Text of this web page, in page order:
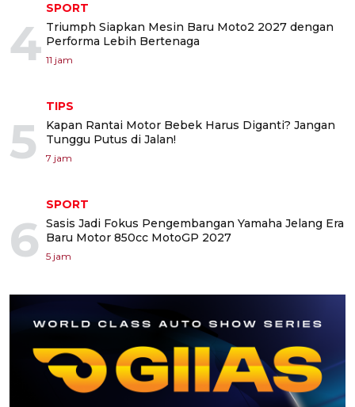
4
SPORT
Triumph Siapkan Mesin Baru Moto2 2027 dengan
Performa Lebih Bertenaga
11 jam
5
TIPS
Kapan Rantai Motor Bebek Harus Diganti? Jangan
Tunggu Putus di Jalan!
7 jam
6
SPORT
Sasis Jadi Fokus Pengembangan Yamaha Jelang Era
Baru Motor 850cc MotoGP 2027
5 jam